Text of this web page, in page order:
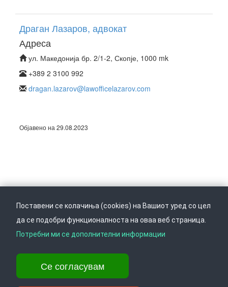
Драган Лазаров, адвокат
Адреса
ул. Македонија бр. 2/1-2, Скопје, 1000 mk
+389 2 3100 992
dragan.lazarov@lawofficelazarov.com
Објавено на 29.08.2023
Врати се горе Следете не на
Ул. Даме Груев 14, Катна гаража Беко на 1-виот кат, 1000 Скопје,
Поставени се колачиња (cookies) на Вашиот уред со цел
да се подобри функционалноста на оваа веб страница.
Потребни ми се дополнителни информации
Се согласувам